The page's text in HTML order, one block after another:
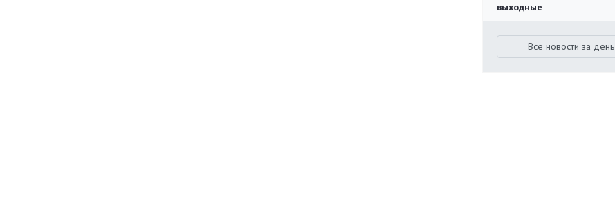
выходные
Все новости за день